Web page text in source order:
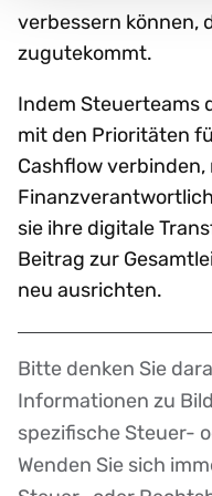
verbessern können,
zugutekommt.
Indem Steuerteams
mit den Prioritäten
Cashflow
sie ihre digitale
Beitrag zur
neu ausrichten.
Disclaimer
Bitte denken Sie
Informationen zu
spezifische Steuer-
Wenden Sie sich